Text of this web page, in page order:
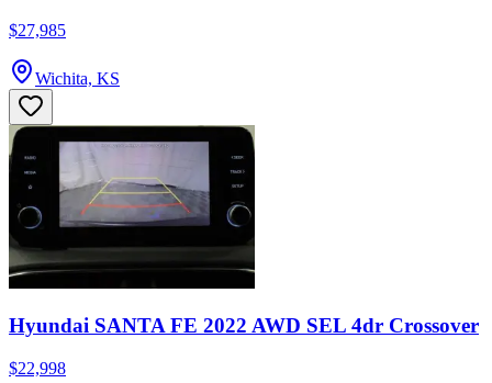
$27,985
Wichita, KS
Hyundai SANTA FE 2022 AWD SEL 4dr Crossover
$22,998